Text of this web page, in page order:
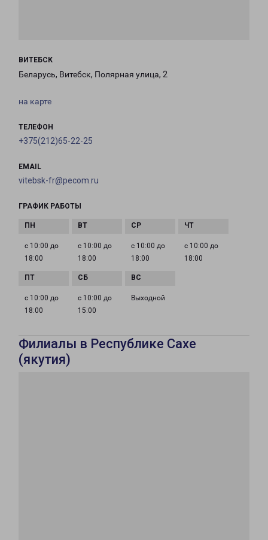
ВИТЕБСК
Беларусь, Витебск, Полярная улица, 2
на карте
ТЕЛЕФОН
+375(212)65-22-25
EMAIL
vitebsk-fr@pecom.ru
ГРАФИК РАБОТЫ
с 10:00 до
18:00
с 10:00 до
18:00
с 10:00 до
18:00
с 10:00 до
18:00
с 10:00 до
18:00
с 10:00 до
15:00
Выходной
Филиалы в Республике Сахе
(якутия)